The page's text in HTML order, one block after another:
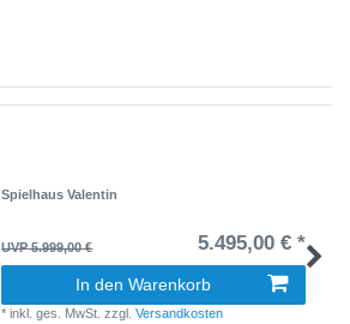
Spielhaus Valentin
UVP 5.999,00 € 5.495,00 € *
In den Warenkorb
*inkl. ges. MwSt. zzgl.Versandkosten